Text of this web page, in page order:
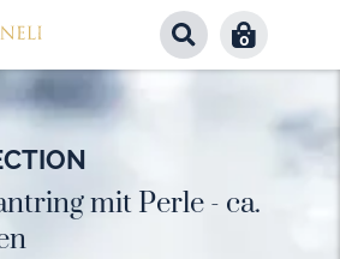
0
mit Perle - ca.